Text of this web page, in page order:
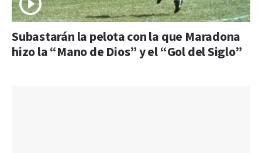
Subastarán la pelota con la que Maradona
hizo la “Mano de Dios” y el “Gol del Siglo”